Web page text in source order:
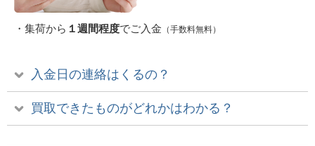
・集荷から １週間程度でご入金 （手数料無料）
入金日の連絡はくるの？
買取できたものがどれかはわかる？